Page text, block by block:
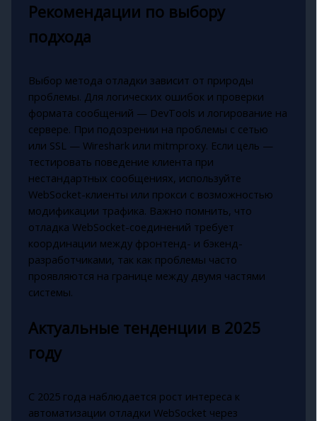
Рекомендации по выбору
подхода
Выбор метода отладки зависит от природы
проблемы. Для логических ошибок и проверки
формата сообщений — DevTools и логирование на
сервере. При подозрении на проблемы с сетью
или SSL — Wireshark или mitmproxy. Если цель —
тестировать поведение клиента при
нестандартных сообщениях, используйте
WebSocket-клиенты или прокси с возможностью
модификации трафика. Важно помнить, что
отладка WebSocket-соединений требует
координации между фронтенд- и бэкенд-
разработчиками, так как проблемы часто
проявляются на границе между двумя частями
системы.
Актуальные тенденции в 2025
году
С 2025 года наблюдается рост интереса к
автоматизации отладки WebSocket через